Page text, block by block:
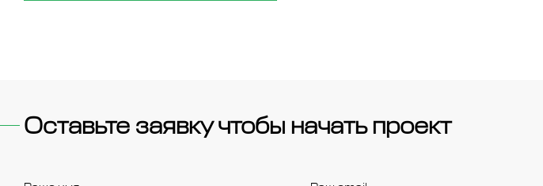
Оставьте заявку чтобы начать проект